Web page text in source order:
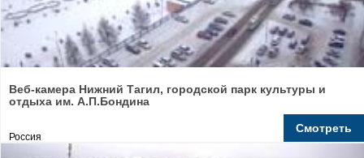
Веб-камера Нижний Тагил, городской парк культуры и
отдыха им. А.П.Бондина
Россия
Смотреть